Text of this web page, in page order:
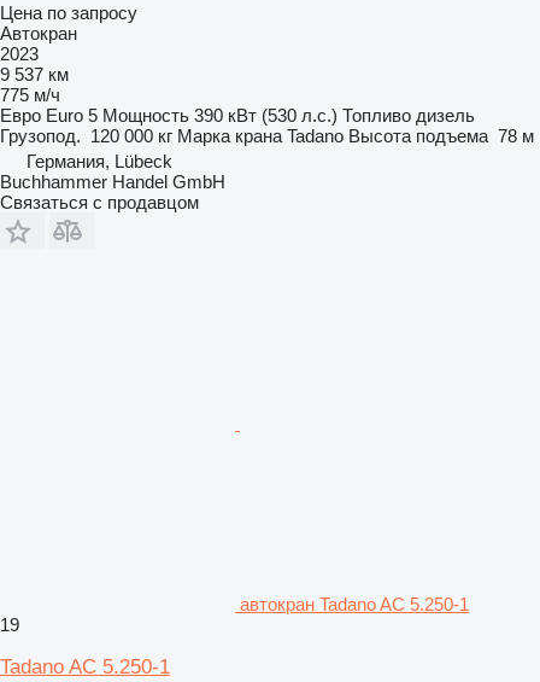
Цена по запросу
Автокран
2023
9 537 км
775 м/ч
Евро Euro 5 Мощность 390 кВт (530 л.с.) Топливо дизель
Грузопод. 120 000 кг Марка крана Tadano Высота подъема 78 м
Германия, Lübeck
Buchhammer Handel GmbH
Связаться с продавцом
автокран Tadano AC 5.250-1
19
Tadano AC 5.250-1